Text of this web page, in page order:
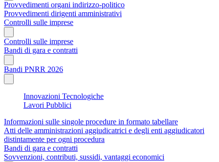
Provvedimenti organi indirizzo-politico
Provvedimenti dirigenti amministrativi
Controlli sulle imprese
Controlli sulle imprese
Bandi di gara e contratti
Bandi PNRR 2026
Innovazioni Tecnologiche
Lavori Pubblici
Informazioni sulle singole procedure in formato tabellare
Atti delle amministrazioni aggiudicatrici e degli enti aggiudicatori
distintamente per ogni procedura
Bandi di gara e contratti
Sovvenzioni, contributi, sussidi, vantaggi economici